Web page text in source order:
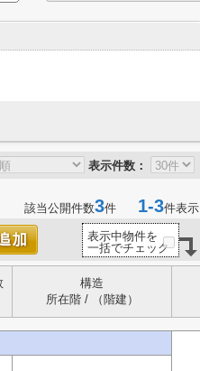
表示件数：
該当公開件数3件 1-3件表示
表示中物件を
一括でチェック
構造
所在階 / （階建）